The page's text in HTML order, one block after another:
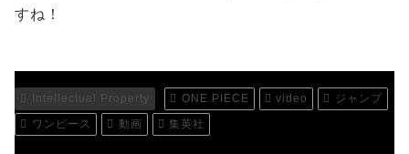
すね！
Intellectual Property ONE PIECE video
ジャンプ
ワンピース
動画 集英社